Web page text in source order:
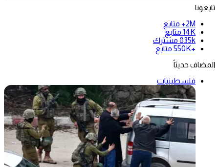
تابعونا
2M+
متابع
14K متابع
835k مشترك
+550K
متابع
المضاف حديثاً
فلسطينيات